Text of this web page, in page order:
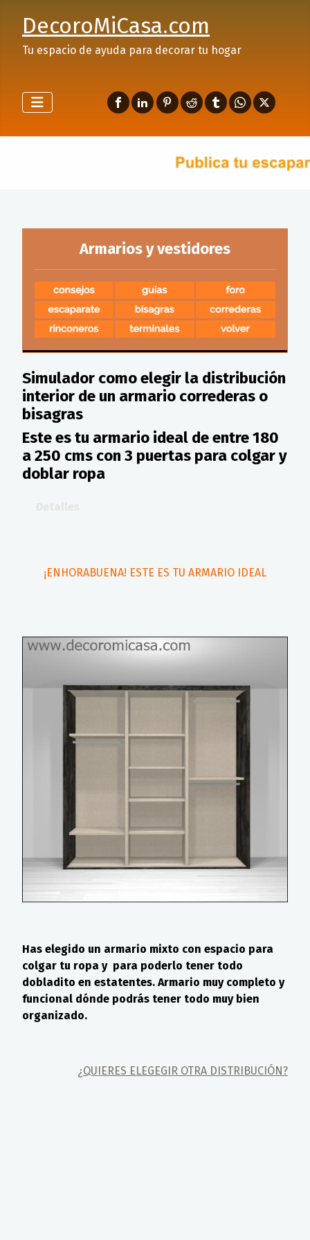
DecoroMiCasa.com
Tu espacio de ayuda para decorar tu hogar
Armarios y vestidores
Simulador como elegir la distribución
interior de un armario correderas o
bisagras
Este es tu armario ideal de entre 180
a 250 cms con 3 puertas para colgar y
doblar ropa
¡ENHORABUENA! ESTE ES TU ARMARIO IDEAL
Has elegido un armario mixto con espacio para
colgar tu ropa y para poderlo tener todo
dobladito en estatentes. Armario muy completo y
funcional dónde podrás tener todo muy bien
organizado.
¿QUIERES ELEGEGIR OTRA DISTRIBUCIÓN?